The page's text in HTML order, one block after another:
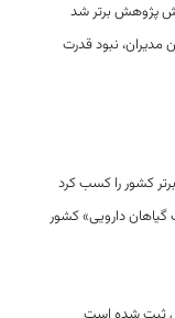
پژوهش برتر شد
نبود قدرت
کشور را کسب کرد
«بهشت گیاهان دارویی» کشور